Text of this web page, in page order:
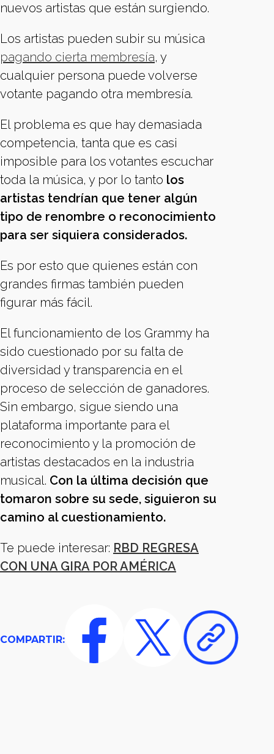
nuevos artistas que están surgiendo.
Los artistas pueden subir su música
pagando cierta membresía, y
cualquier persona puede volverse
votante pagando otra membresía.
El problema es que hay demasiada
competencia, tanta que es casi
imposible para los votantes escuchar
toda la música, y por lo tanto los
artistas tendrían que tener algún
tipo de renombre o reconocimiento
para ser siquiera considerados.
Es por esto que quienes están con
grandes firmas también pueden
figurar más fácil.
El funcionamiento de los Grammy ha
sido cuestionado por su falta de
diversidad y transparencia en el
proceso de selección de ganadores.
Sin embargo, sigue siendo una
plataforma importante para el
reconocimiento y la promoción de
artistas destacados en la industria
musical. Con la última decisión que
tomaron sobre su sede, siguieron su
camino al cuestionamiento.
Te puede interesar: RBD REGRESA
CON UNA GIRA POR AMÉRICA
COMPARTIR: